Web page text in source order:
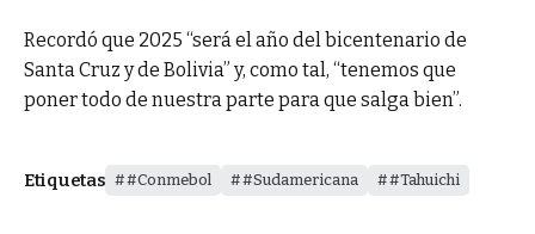
Recordó que 2025 “será el año del bicentenario de
Santa Cruz y de Bolivia” y, como tal, “tenemos que
poner todo de nuestra parte para que salga bien”.
Etiquetas #Conmebol #Sudamericana #Tahuichi